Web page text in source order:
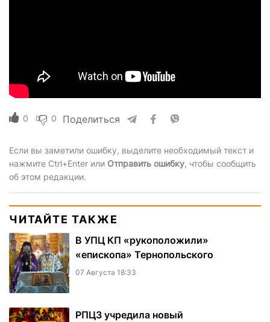
0 0 Поделиться
Если вы заметили ошибку, выделите необходимый текст и
нажмите Ctrl+Enter или Отправить ошибку, чтобы сообщить
об этом редакции.
ЧИТАЙТЕ ТАКЖЕ
В УПЦ КП «рукоположили»
«епископа» Тернопольского
07 Августа 18:33
РПЦЗ учредила новый